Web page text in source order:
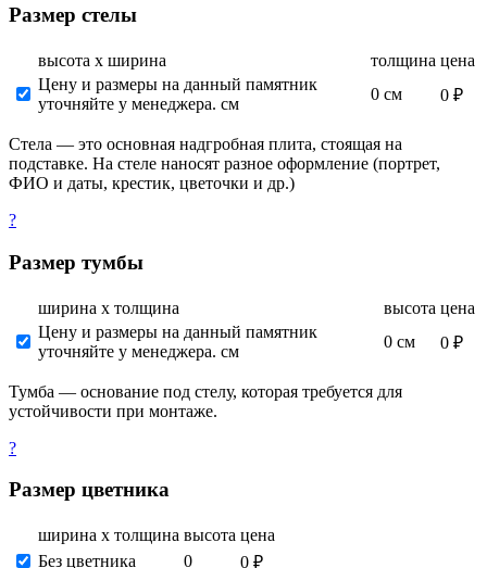
Размер стелы
высота х ширина толщина цена
Цену и размеры на данный памятник
уточняйте у менеджера. см
0 см 0 ₽
Стела — это основная надгробная плита, стоящая на
подставке. На стеле наносят разное оформление (портрет,
ФИО и даты, крестик, цветочки и др.)
?
Размер тумбы
ширина х толщина высота цена
Цену и размеры на данный памятник
уточняйте у менеджера. см
0 см 0 ₽
Тумба — основание под стелу, которая требуется для
устойчивости при монтаже.
?
Размер цветника
ширина х толщина высота цена
Без цветника
0 0 ₽